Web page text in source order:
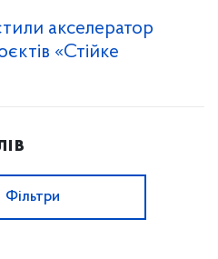
акселератор
«Стійке
Фільтри